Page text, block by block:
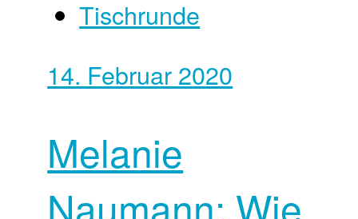
Tischrunde
14. Februar 2020
Melanie
Naumann: Wie